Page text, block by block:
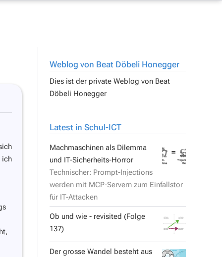
Weblog von Beat Döbeli Honegger
Dies ist der private Weblog von Beat
Döbeli Honegger
Latest in Schul-ICT
Machmaschinen als Dilemma
und IT-Sicherheits-Horror
Technischer: Prompt-Injections
werden mit MCP-Servern zum Einfallstor
für IT-Attacken
Ob und wie - revisited (Folge
137)
Der grosse Wandel besteht aus
ich